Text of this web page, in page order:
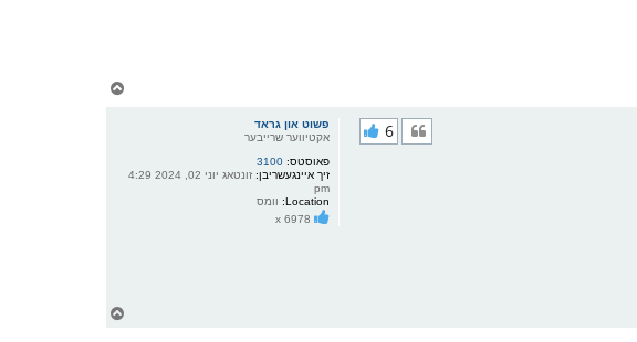
פשוט און גראד
אקטיווער שרייבער
פאוסטס: 3100
זיך איינגעשריבן:
זונטאג יוני 02, 2024 4:29
pm
Location:
וומס
6